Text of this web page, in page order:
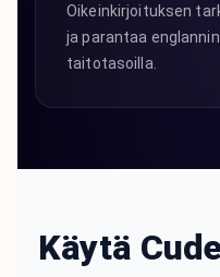
Oikeinkirjoituksen
ja parantaa
taitotasoilla.
Käytä